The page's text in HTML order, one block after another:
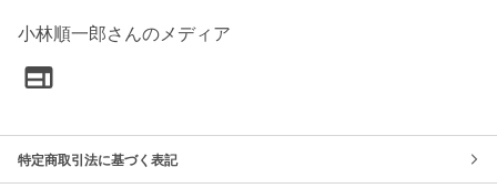
小林順一郎さんのメディア
特定商取引法に基づく表記